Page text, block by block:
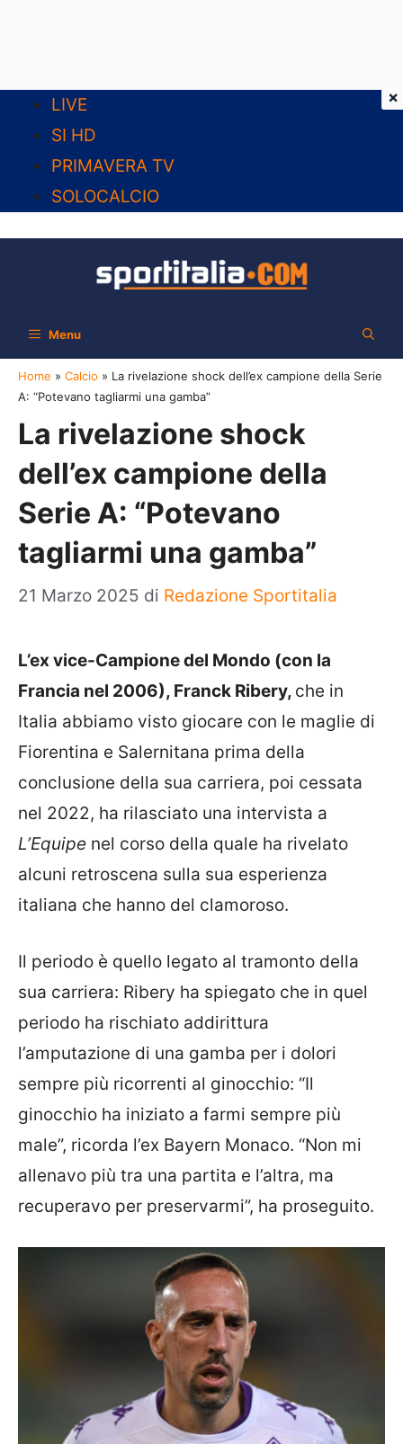
contenuto
LIVE
SI HD
PRIMAVERA TV
SOLOCALCIO
Menu
Home » Calcio » La rivelazione shock dell’ex campione della Serie
A: “Potevano tagliarmi una gamba”
La rivelazione shock
dell’ex campione della
Serie A: “Potevano
tagliarmi una gamba”
21 Marzo 2025 di Redazione Sportitalia
L’ex vice-Campione del Mondo (con la
Francia nel 2006), Franck Ribery, che in
Italia abbiamo visto giocare con le maglie di
Fiorentina e Salernitana prima della
conclusione della sua carriera, poi cessata
nel 2022, ha rilasciato una intervista a
L’Equipe nel corso della quale ha rivelato
alcuni retroscena sulla sua esperienza
italiana che hanno del clamoroso.
Il periodo è quello legato al tramonto della
sua carriera: Ribery ha spiegato che in quel
periodo ha rischiato addirittura
l’amputazione di una gamba per i dolori
sempre più ricorrenti al ginocchio: “Il
ginocchio ha iniziato a farmi sempre più
male”, ricorda l’ex Bayern Monaco. “Non mi
allenavo più tra una partita e l’altra, ma
recuperavo per preservarmi”, ha proseguito.
×